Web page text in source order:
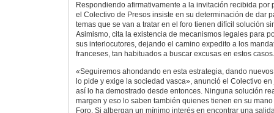
Respondiendo afirmativamente a la invitación recibida por
el Colectivo de Presos insiste en su determinación de dar
temas que se van a tratar en el foro tienen difícil solución
Asimismo, cita la existencia de mecanismos legales para
sus interlocutores, dejando el camino expedito a los
franceses, tan habituados a buscar excusas en estos casos.
«Seguiremos ahondando en esta estrategia, dando
lo pide y exige la sociedad vasca», anunció el Colectivo
así lo ha demostrado desde entonces. Ninguna solución
margen y eso lo saben también quienes tienen en su
Foro. Si albergan un mínimo interés en encontrar una